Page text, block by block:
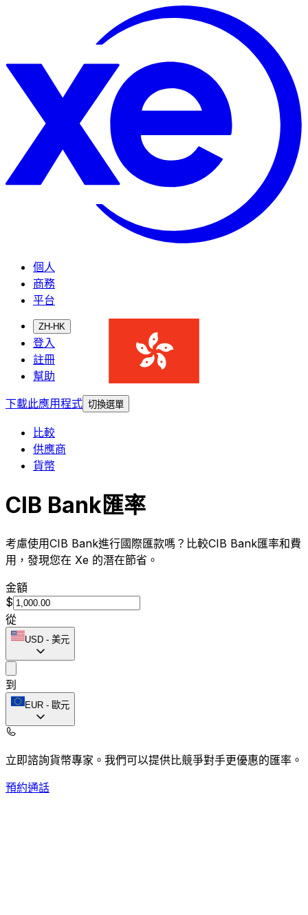
個人
商務
平台
ZH-HK
登入
註冊
幫助
下載此應用程式 切換選單
比較
供應商
貨幣
CIB Bank匯率
考慮使用CIB Bank進行國際匯款嗎？比較CIB Bank匯率和費
用，發現您在 Xe 的潛在節省。
金額
$
從
USD - 美元
到
EUR - 歐元
立即諮詢貨幣專家。 我們可以提供比競爭對手更優惠的匯率。
預約通話